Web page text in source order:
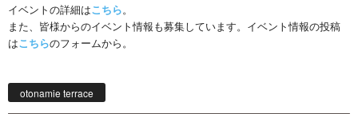
イベントの詳細はこちら。
また、皆様からのイベント情報も募集しています。イベント情報の投稿
はこちらのフォームから。
otonamie terrace